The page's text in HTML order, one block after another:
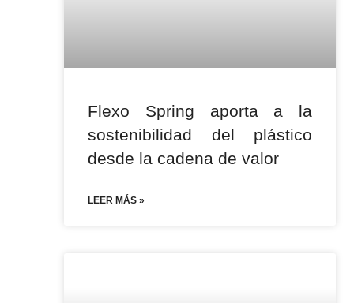
Flexo Spring aporta a la
sostenibilidad del plástico
desde la cadena de valor
LEER MÁS »